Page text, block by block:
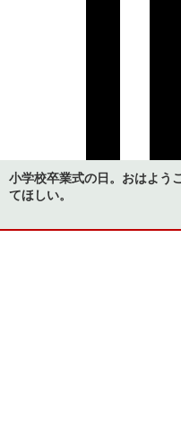
小学校卒業式の日。おはよう
てほしい。